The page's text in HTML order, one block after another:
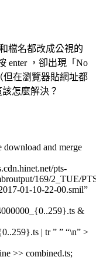
檔名都改成公視的
enter ，卻出現「No
但在瀏覽器貼網址都
怎麼解決？
download and merge
pts-
169/2_TUE/
01-10-22-00.smil”
&
| tr ” ” “\n” >
>> combined.ts;